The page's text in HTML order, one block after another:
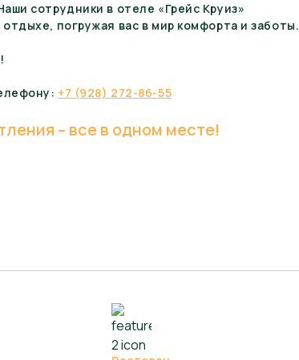
сотрудники в отеле «Грейс Круиз»
погружая вас в мир комфорта и заботы.
+7 (928) 272-86-55
– все в одном месте!